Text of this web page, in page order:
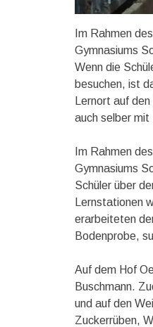
Im Rahmen
Gymnasiums
Wenn die
besuchen, ist
Lernort auf
auch selber mit
Im Rahmen
Gymnasiums
Schüler über
Lernstationen
erarbeiteten
Bodenprobe,
Auf dem Hof
Buschmann.
und auf den
Zuckerrüben,